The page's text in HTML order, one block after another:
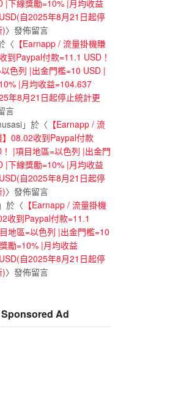
|下線獎勵=10% |月均收益
自2025年8月21日起停
)〉發佈留言
〈 【Earnapp / 流量掛機賺
到Paypal付款=11.1 USD！
色列 |出金門檻=10 USD |
|月均收益=104.637
年8月21日起停止統計更
言
」於〈 【Earnapp / 流
08.02收到Paypal付款
|項目地區=以色列 |出金門
|下線獎勵=10% |月均收益
自2025年8月21日起停
)〉發佈留言
」於〈 【Earnapp / 流量掛機
收到Paypal付款=11.1
地區=以色列 |出金門檻=10
勵=10% |月均收益
自2025年8月21日起停
)〉發佈留言
Sponsored Ad